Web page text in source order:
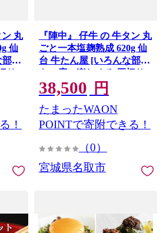
ン 丸
仙
部位
り
！
『陣中』 仔牛 の 牛タン 丸
ごと一本塩麹熟成 620g 仙
台 牛たん屋 [いろんな部位
を一度に楽しめる 厚切り
牛タン]
38,500 円
たまったWAON
POINTで寄附できる！
（0）
宮城県名取市